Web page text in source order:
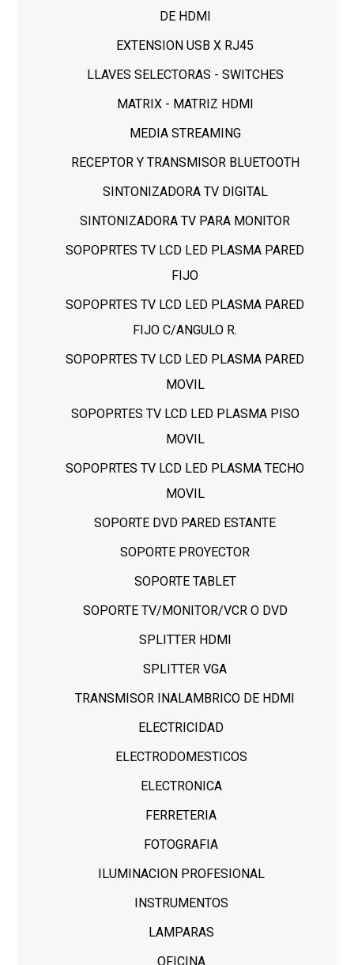
DE HDMI
EXTENSION USB X RJ45
LLAVES SELECTORAS - SWITCHES
MATRIX - MATRIZ HDMI
MEDIA STREAMING
RECEPTOR Y TRANSMISOR BLUETOOTH
SINTONIZADORA TV DIGITAL
SINTONIZADORA TV PARA MONITOR
SOPOPRTES TV LCD LED PLASMA PARED
FIJO
SOPOPRTES TV LCD LED PLASMA PARED
FIJO C/ANGULO R.
SOPOPRTES TV LCD LED PLASMA PARED
MOVIL
SOPOPRTES TV LCD LED PLASMA PISO
MOVIL
SOPOPRTES TV LCD LED PLASMA TECHO
MOVIL
SOPORTE DVD PARED ESTANTE
SOPORTE PROYECTOR
SOPORTE TABLET
SOPORTE TV/MONITOR/VCR O DVD
SPLITTER HDMI
SPLITTER VGA
TRANSMISOR INALAMBRICO DE HDMI
ELECTRICIDAD
ELECTRODOMESTICOS
ELECTRONICA
FERRETERIA
FOTOGRAFIA
ILUMINACION PROFESIONAL
INSTRUMENTOS
LAMPARAS
OFICINA